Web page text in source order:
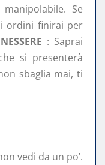
Se
ordini finirai per
: Saprai
si presenterà
sbaglia mai, ti
vedi da un po’.